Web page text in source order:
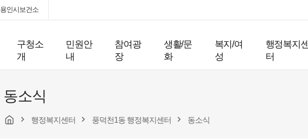
용인시보건소
구청소
개
민원안
내
참여광
장
생활/문
화
복지/여
성
행정복지센
터
동소식
행정복지센터 풍덕천1동 행정복지센터 동소식